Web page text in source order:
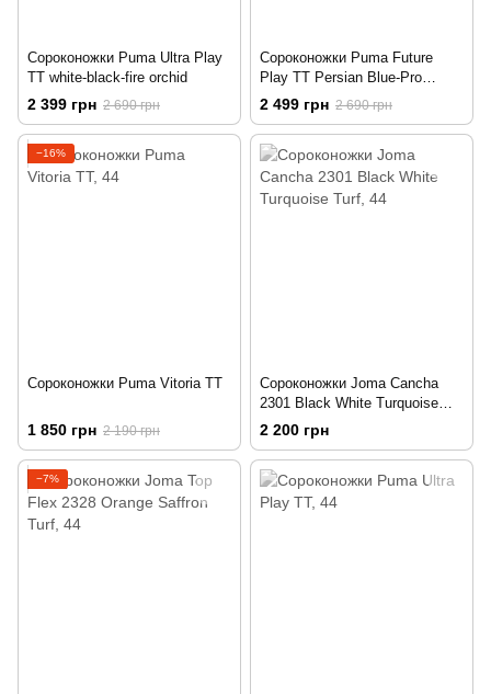
Сороконожки Puma Ultra Play
TT white-black-fire orchid
2 399 грн 2 690 грн
Сороконожки Puma Future
Play TT Persian Blue-Pro
Green
2 499 грн 2 690 грн
−16%
Сороконожки Puma Vitoria TT
1 850 грн 2 190 грн
Сороконожки Joma Cancha
2301 Black White Turquoise
Turf
2 200 грн
−7%